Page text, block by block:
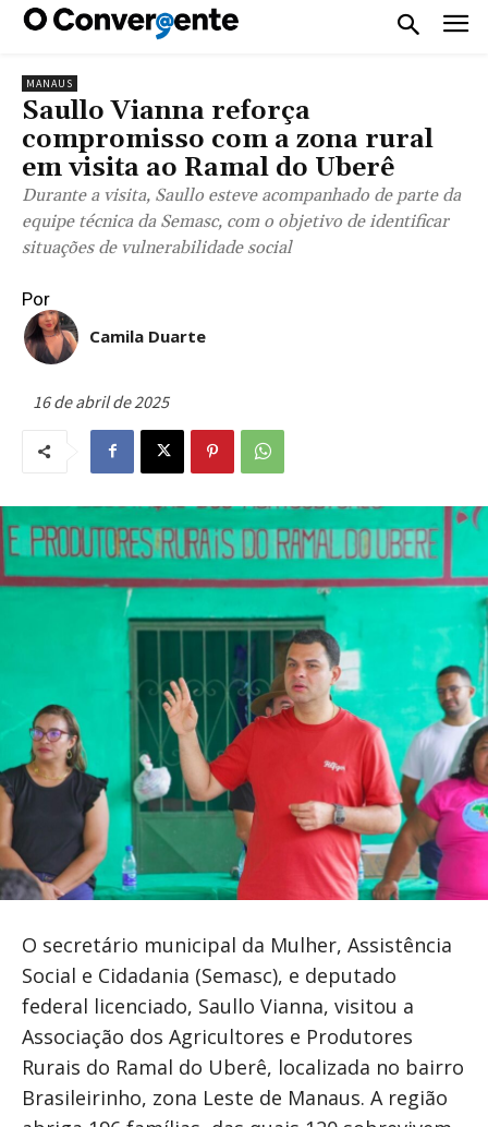
MANAUS
Saullo Vianna reforça
compromisso com a zona rural
em visita ao Ramal do Uberê
Durante a visita, Saullo esteve acompanhado de parte da
equipe técnica da Semasc, com o objetivo de identificar
situações de vulnerabilidade social
Por
Camila Duarte
16 de abril de 2025
O secretário municipal da Mulher, Assistência
Social e Cidadania (Semasc), e deputado
federal licenciado, Saullo Vianna, visitou a
Associação dos Agricultores e Produtores
Rurais do Ramal do Uberê, localizada no bairro
Brasileirinho, zona Leste de Manaus. A região